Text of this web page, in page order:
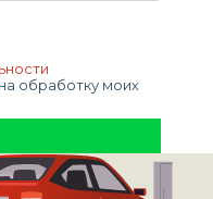
на обработку моих